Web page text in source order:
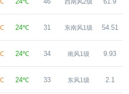
西南风2级
24℃ 31 东南风1级 54.51
24℃ 34 南风1级 9.93
24℃ 33 东风1级 2.1